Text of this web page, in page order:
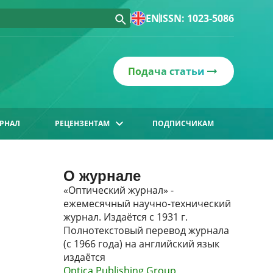
ENISSN: 1023-5086
Подача статьи
РЕЦЕНЗЕНТАМ ПОДПИСЧИКАМ
О журнале
«Оптический журнал» -
ежемесячный научно-технический
журнал. Издаётся с 1931 г.
Полнотекстовый перевод журнала
(с 1966 года) на английский язык
издаётся